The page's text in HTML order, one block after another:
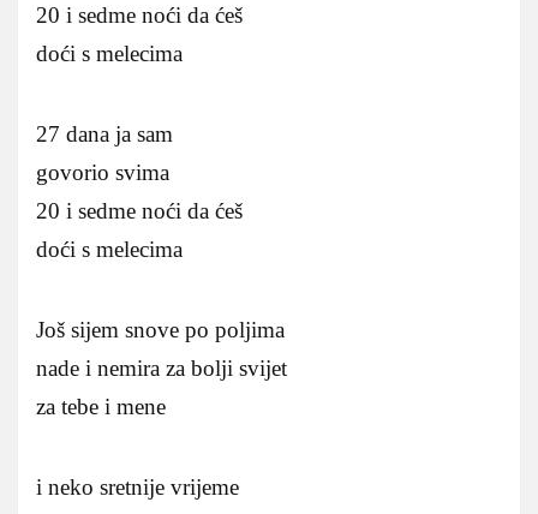
20 i sedme noći da ćeš
doći s melecima
27 dana ja sam
govorio svima
20 i sedme noći da ćeš
doći s melecima
Još sijem snove po poljima
nade i nemira za bolji svijet
za tebe i mene
i neko sretnije vrijeme